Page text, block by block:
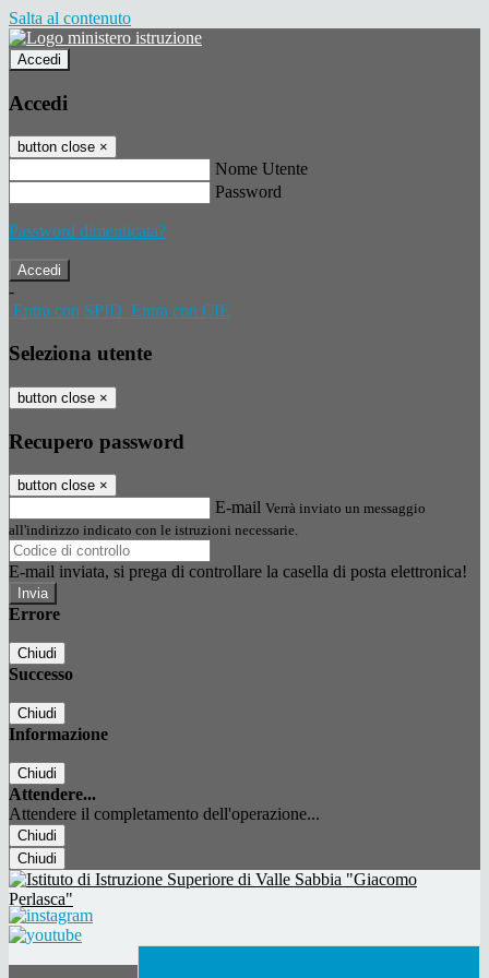
Salta al contenuto
Accedi
Accedi
button close ×
Nome Utente
Password
Password dimenticata?
-
Entra con SPID Entra con CIE
Seleziona utente
button close ×
Recupero password
button close ×
E-mail Verrà inviato un messaggio
all'indirizzo indicato con le istruzioni necessarie.
E-mail inviata, si prega di controllare la casella di posta elettronica!
Errore
Chiudi
Successo
Chiudi
Informazione
Chiudi
Attendere...
Attendere il completamento dell'operazione...
Chiudi
Chiudi